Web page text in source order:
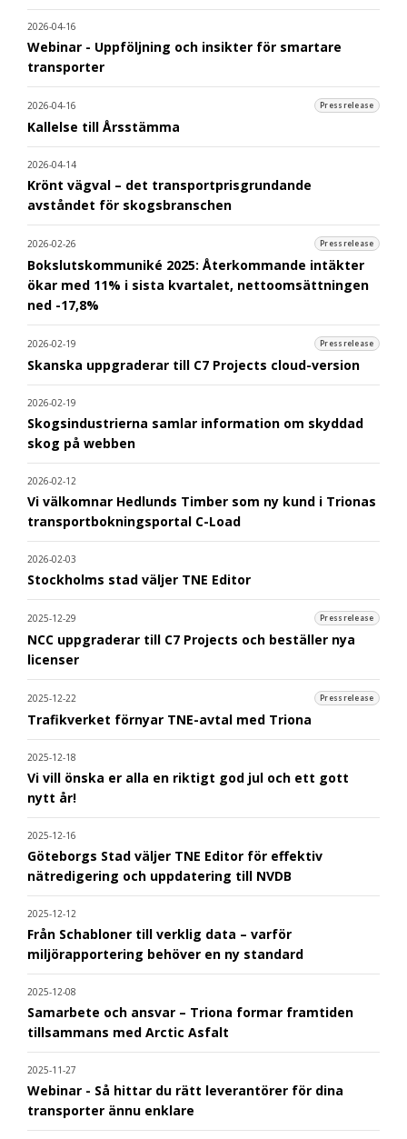
2026-04-16
Webinar - Uppföljning och insikter för smartare
transporter
2026-04-16 Pressrelease
Kallelse till Årsstämma
2026-04-14
Krönt vägval – det transportprisgrundande
avståndet för skogsbranschen
2026-02-26 Pressrelease
Bokslutskommuniké 2025: Återkommande intäkter
ökar med 11% i sista kvartalet, nettoomsättningen
ned -17,8%
2026-02-19 Pressrelease
Skanska uppgraderar till C7 Projects cloud-version
2026-02-19
Skogsindustrierna samlar information om skyddad
skog på webben
2026-02-12
Vi välkomnar Hedlunds Timber som ny kund i Trionas
transportbokningsportal C-Load
2026-02-03
Stockholms stad väljer TNE Editor
2025-12-29 Pressrelease
NCC uppgraderar till C7 Projects och beställer nya
licenser
2025-12-22 Pressrelease
Trafikverket förnyar TNE-avtal med Triona
2025-12-18
Vi vill önska er alla en riktigt god jul och ett gott
nytt år!
2025-12-16
Göteborgs Stad väljer TNE Editor för effektiv
nätredigering och uppdatering till NVDB
2025-12-12
Från Schabloner till verklig data – varför
miljörapportering behöver en ny standard
2025-12-08
Samarbete och ansvar – Triona formar framtiden
tillsammans med Arctic Asfalt
2025-11-27
Webinar - Så hittar du rätt leverantörer för dina
transporter ännu enklare